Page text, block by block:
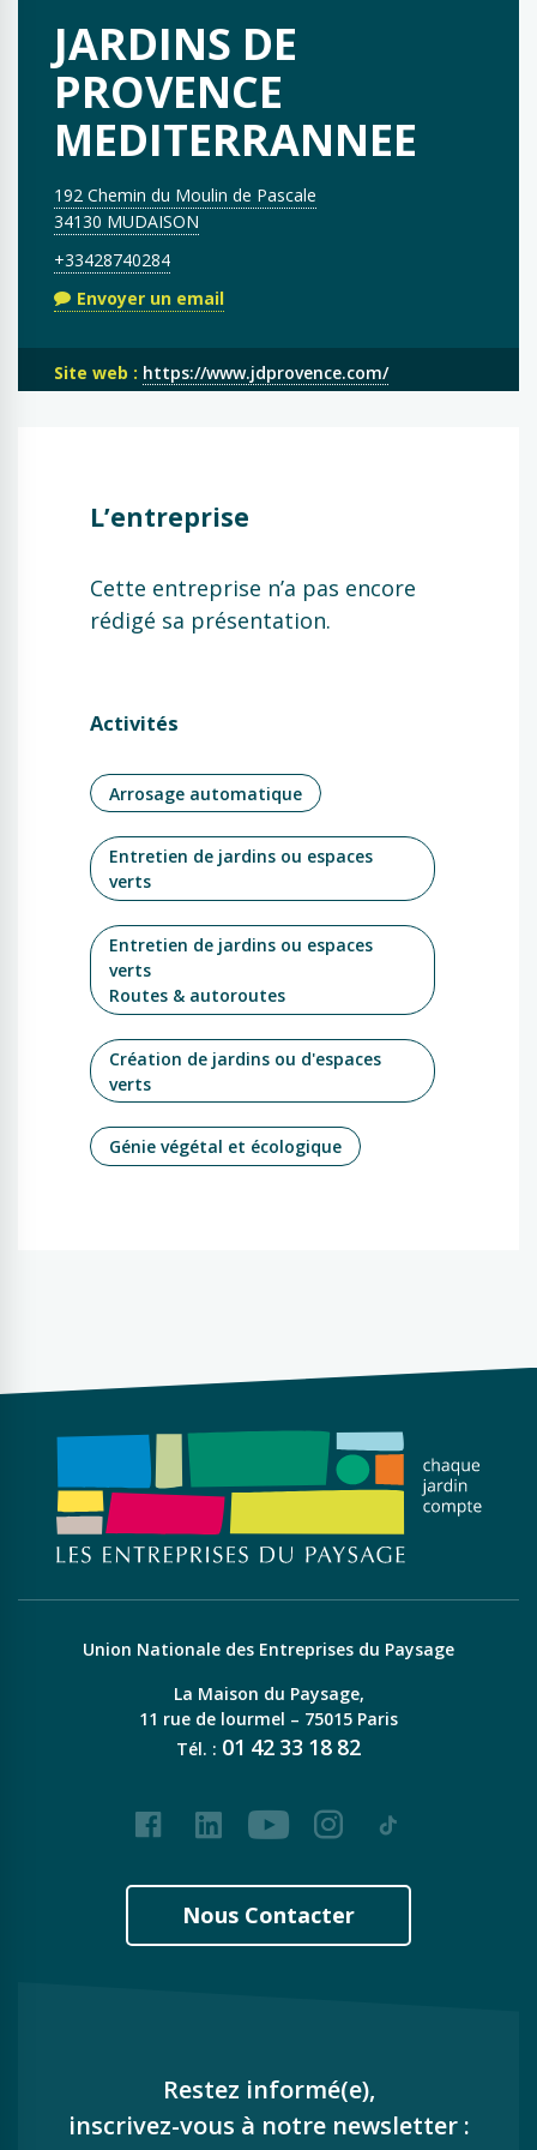
JARDINS DE
PROVENCE
MEDITERRANNEE
192 Chemin du Moulin de Pascale
34130 MUDAISON
+33428740284
Envoyer un email
Site web : https://www.jdprovence.com/
L’entreprise
Cette entreprise n’a pas encore
rédigé sa présentation.
Activités
Arrosage automatique
Entretien de jardins ou espaces
verts
Entretien de jardins ou espaces
verts
Routes & autoroutes
Création de jardins ou d'espaces
verts
Génie végétal et écologique
Union Nationale des Entreprises du Paysage
La Maison du Paysage,
11 rue de lourmel – 75015 Paris
Tél. : 01 42 33 18 82
FacebookLinkedInYoutubeInstagram
Tiktok
Nous Contacter
Restez informé(e),
inscrivez-vous à notre newsletter :